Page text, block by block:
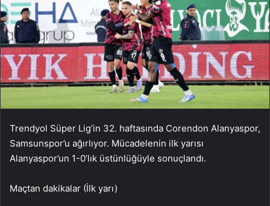
Trendyol Süper Lig’in 32. haftasında Corendon Alanyaspor,
Samsunspor’u ağırlıyor. Mücadelenin ilk yarısı
Alanyaspor’un 1-0’lık üstünlüğüyle sonuçlandı.
Maçtan dakikalar (İlk yarı)